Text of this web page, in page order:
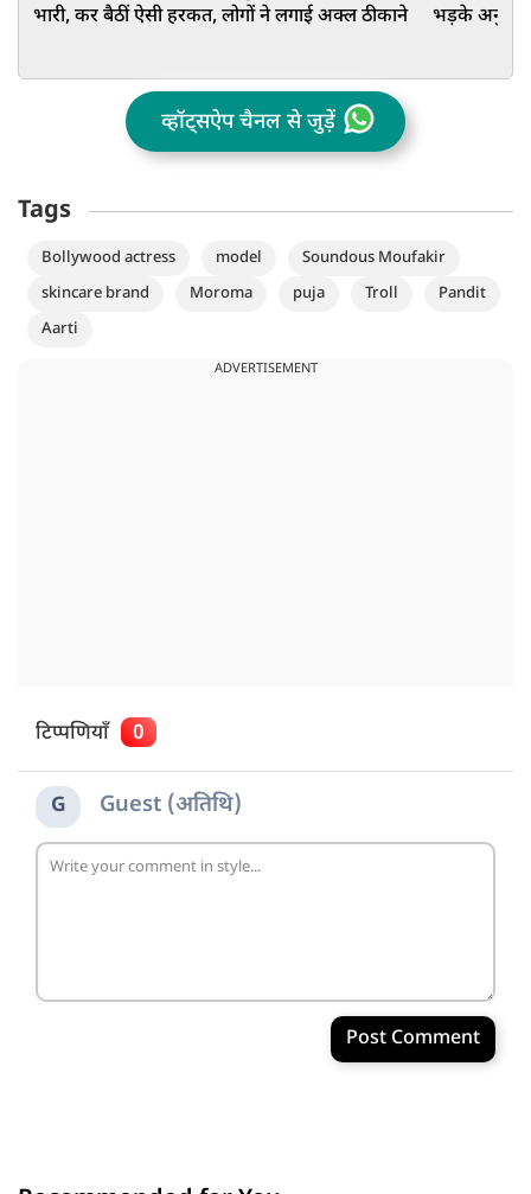
भारी, कर बैठीं ऐसी हरकत, लोगों ने लगाई अक्ल ठीकाने
भड़के अनुपम
व्हॉट्सऐप चैनल से जुड़ें
Tags
Bollywood actress model
Soundous Moufakir
skincare brand
Moroma puja Troll
Pandit
Aarti
ADVERTISEMENT
टिप्पणियाँ 0
G Guest (अतिथि)
Post Comment